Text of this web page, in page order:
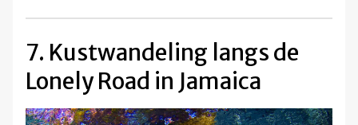
7. Kustwandeling langs de
Lonely Road in Jamaica